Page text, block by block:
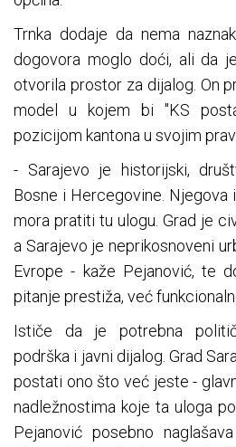
Trnka dodaje da nema
dogovora moglo doći, ali da
otvorila prostor za dijalog. On
model u kojem bi "KS
pozicijom kantona u svojim
- Sarajevo je historijski,
Bosne i Hercegovine. Njegova
mora pratiti tu ulogu. Grad je
a Sarajevo je neprikosnoveni
Evrope - kaže Pejanović, te
pitanje prestiža, već
Ističe da je potrebna
podrška i javni dijalog. Grad
postati ono što već jeste -
nadležnostima koje ta uloga
Pejanović posebno